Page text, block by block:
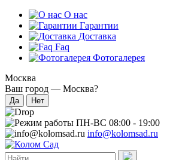
О нас
Гарантии
Доставка
Faq
Фотогалерея
Москва
Ваш город — Москва?
ПН-ВС 08:00 - 19:00
info@kolomsad.ru